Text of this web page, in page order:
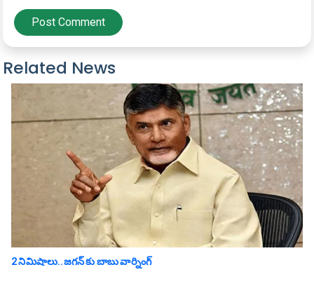
Post Comment
Related News
2 నిమిషాలు..జగన్ కు బాబు వార్నింగ్